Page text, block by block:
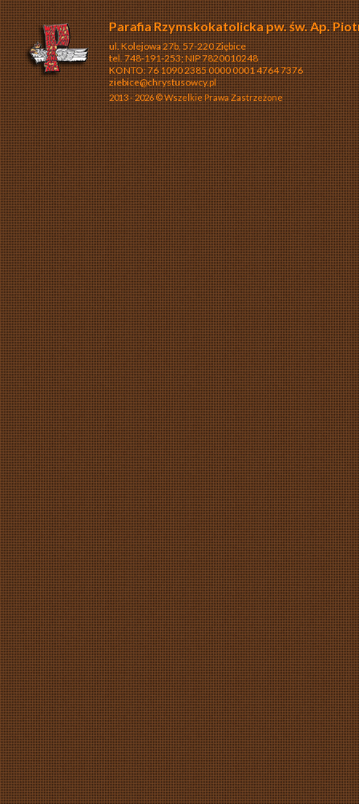
Parafia Rzymskokatolicka pw. św. Ap.
ul. Kolejowa 27b, 57-220 Ziębice
tel. 748-191-253; NIP 7820010248
KONTO: 76 1090 2385 0000 0001 4764 7376
ziebice@chrystusowcy.pl
2013 - 2026 © Wszelkie Prawa Zastrzeżone